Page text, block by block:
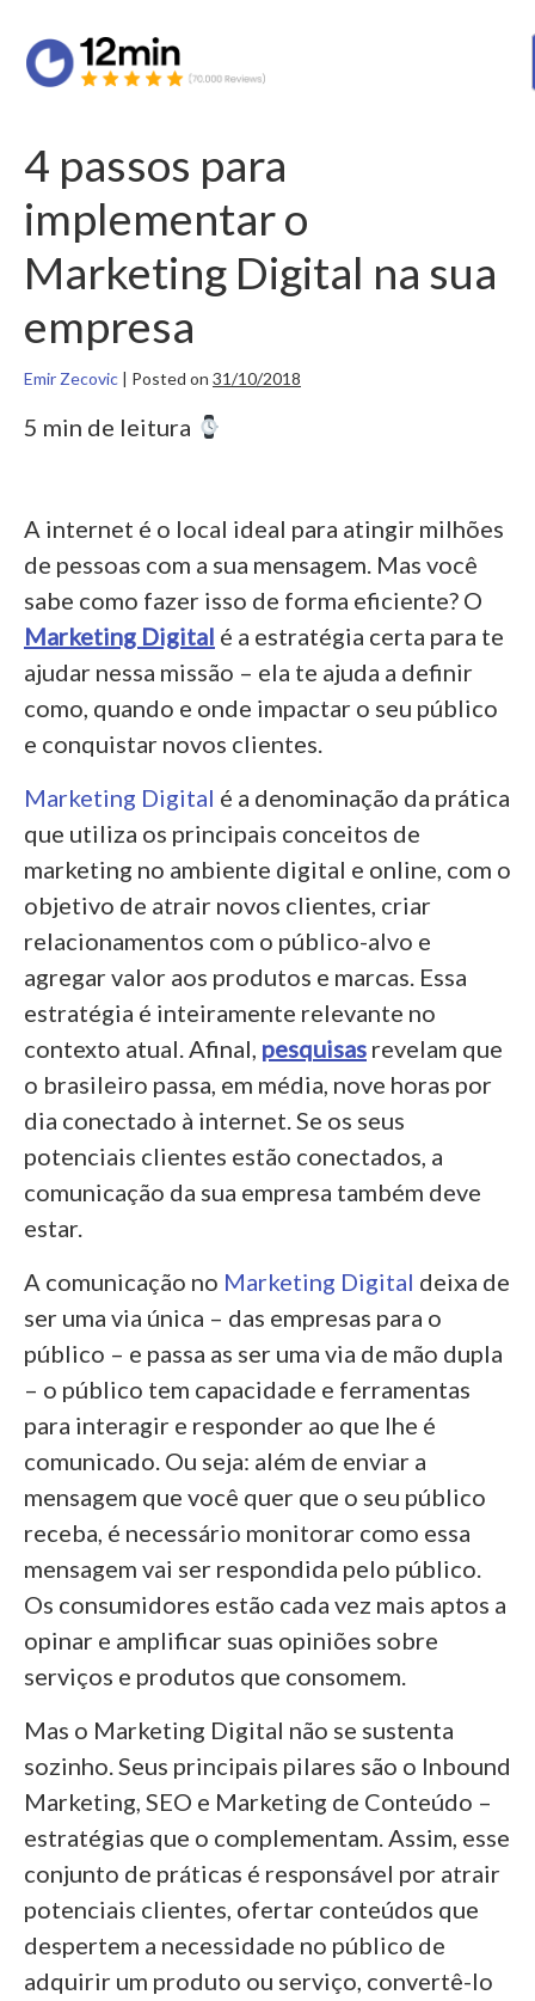
4 passos para
implementar o
Marketing Digital na sua
empresa
Emir Zecovic | Posted on 31/10/2018
5 min de leitura
A internet é o local ideal para atingir milhões
de pessoas com a sua mensagem. Mas você
sabe como fazer isso de forma eficiente? O
Marketing Digital é a estratégia certa para te
ajudar nessa missão – ela te ajuda a definir
como, quando e onde impactar o seu público
e conquistar novos clientes.
Marketing Digital é a denominação da prática
que utiliza os principais conceitos de
marketing no ambiente digital e online, com o
objetivo de atrair novos clientes, criar
relacionamentos com o público-alvo e
agregar valor aos produtos e marcas. Essa
estratégia é inteiramente relevante no
contexto atual. Afinal, pesquisas revelam que
o brasileiro passa, em média, nove horas por
dia conectado à internet. Se os seus
potenciais clientes estão conectados, a
comunicação da sua empresa também deve
estar.
A comunicação no Marketing Digital deixa de
ser uma via única – das empresas para o
público – e passa as ser uma via de mão dupla
– o público tem capacidade e ferramentas
para interagir e responder ao que lhe é
comunicado. Ou seja: além de enviar a
mensagem que você quer que o seu público
receba, é necessário monitorar como essa
mensagem vai ser respondida pelo público.
Os consumidores estão cada vez mais aptos a
opinar e amplificar suas opiniões sobre
serviços e produtos que consomem.
Mas o Marketing Digital não se sustenta
sozinho. Seus principais pilares são o Inbound
Marketing, SEO e Marketing de Conteúdo –
estratégias que o complementam. Assim, esse
conjunto de práticas é responsável por atrair
potenciais clientes, ofertar conteúdos que
despertem a necessidade no público de
adquirir um produto ou serviço, convertê-lo